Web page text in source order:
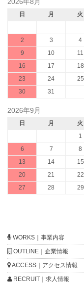
日 月 火
2
3 4
9
10 11
16
17 18
23
24 25
30
31
2026年9月
日 月 火
1
6
7 8
13
14 15
20
21 22
27
28 29
WORKS｜事業内容
OUTLINE｜企業情報
ACCESS｜アクセス情報
RECRUIT｜求人情報